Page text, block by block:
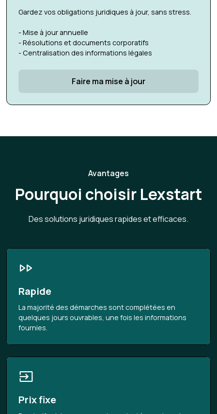
Gardez vos obligations juridiques à jour, sans stress.
- Mise à jour annuelle
- Résolutions et documents corporatifs
- Centralisation des informations légales
Faire ma mise à jour
Avantages
Pourquoi choisir Lexstart
Des solutions juridiques rapides et efficaces.
Rapide
La majorité des démarches sont complétées en
quelques jours ouvrables, une fois les informations
fournies.
Prix fixe